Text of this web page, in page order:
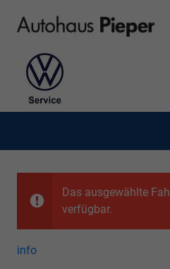
Das ausgewählte
verfügbar.
info